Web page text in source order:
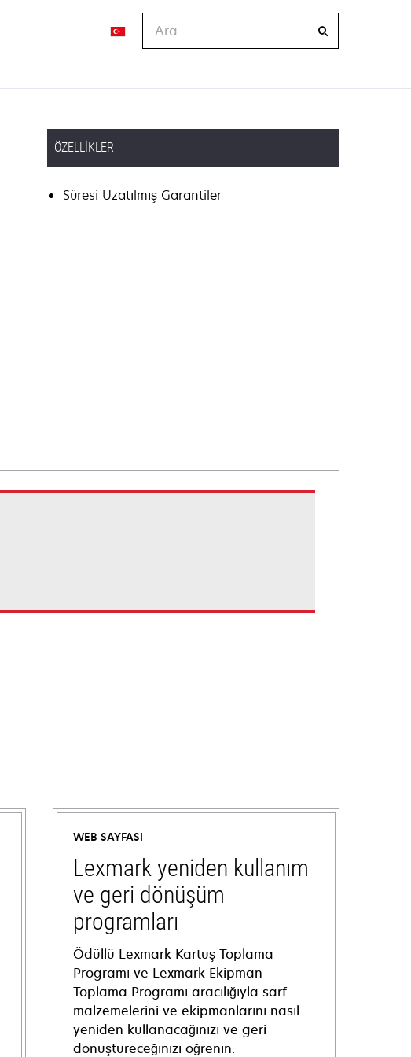
ÖZELLIKLER
Süresi Uzatılmış Garantiler
WEB SAYFASI
Lexmark yeniden kullanım
ve geri dönüşüm
programları
Ödüllü Lexmark Kartuş Toplama
Programı ve Lexmark Ekipman
Toplama Programı aracılığıyla sarf
malzemelerini ve ekipmanlarını nasıl
yeniden kullanacağınızı ve geri
dönüştüreceğinizi öğrenin.